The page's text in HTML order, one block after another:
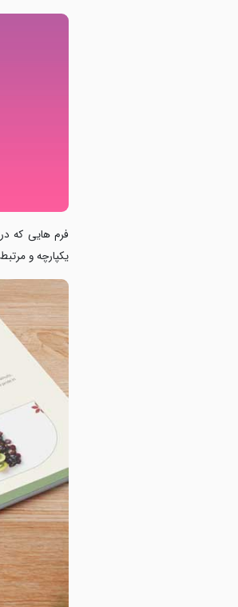
فرم‌ هایی که
یکپارچه و